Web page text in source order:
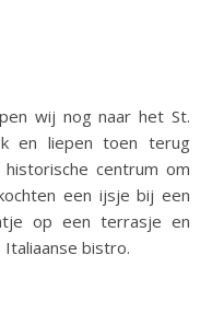
wij nog naar het St.
en liepen toen terug
centrum om
een ijsje bij een
op een terrasje en
bistro.